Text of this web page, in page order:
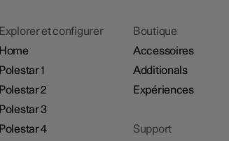
Explorer et configurer
Home
Polestar 1
Polestar 2
Polestar 3
Polestar 4
Boutique
Accessoires
Additionals
Expériences
Support